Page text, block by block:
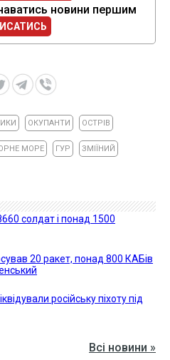
новини першим
ОКУПАНТИ ОСТРІВ
МОРЕ ГУР ЗМІЇНИЙ
солдат і понад 1500
20 ракет, понад 800 КАБів
російську піхоту під
Всі новини »